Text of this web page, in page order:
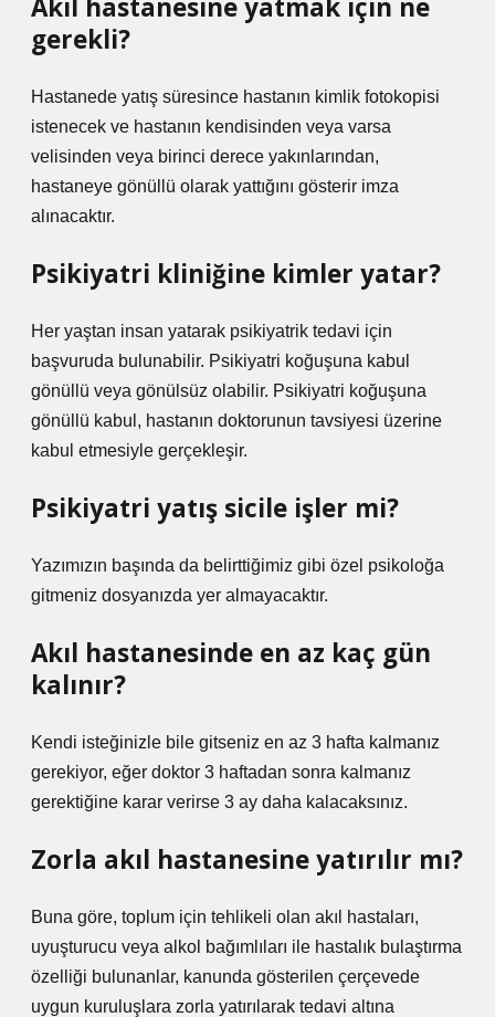
Akıl hastanesine yatmak için ne
gerekli?
Hastanede yatış süresince hastanın kimlik fotokopisi
istenecek ve hastanın kendisinden veya varsa
velisinden veya birinci derece yakınlarından,
hastaneye gönüllü olarak yattığını gösterir imza
alınacaktır.
Psikiyatri kliniğine kimler yatar?
Her yaştan insan yatarak psikiyatrik tedavi için
başvuruda bulunabilir. Psikiyatri koğuşuna kabul
gönüllü veya gönülsüz olabilir. Psikiyatri koğuşuna
gönüllü kabul, hastanın doktorunun tavsiyesi üzerine
kabul etmesiyle gerçekleşir.
Psikiyatri yatış sicile işler mi?
Yazımızın başında da belirttiğimiz gibi özel psikoloğa
gitmeniz dosyanızda yer almayacaktır.
Akıl hastanesinde en az kaç gün
kalınır?
Kendi isteğinizle bile gitseniz en az 3 hafta kalmanız
gerekiyor, eğer doktor 3 haftadan sonra kalmanız
gerektiğine karar verirse 3 ay daha kalacaksınız.
Zorla akıl hastanesine yatırılır mı?
Buna göre, toplum için tehlikeli olan akıl hastaları,
uyuşturucu veya alkol bağımlıları ile hastalık bulaştırma
özelliği bulunanlar, kanunda gösterilen çerçevede
uygun kuruluşlara zorla yatırılarak tedavi altına